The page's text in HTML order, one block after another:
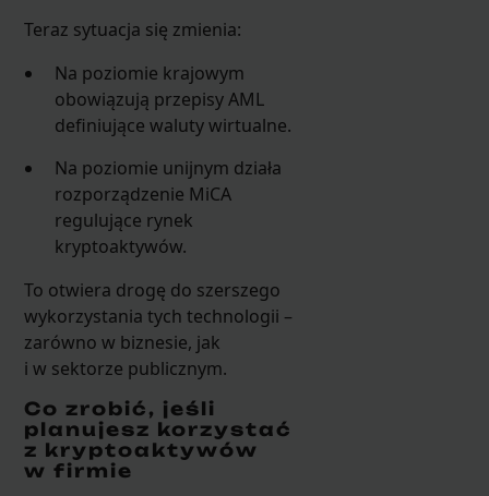
Teraz sytuacja się zmienia:
Na poziomie krajowym
obowiązują przepisy AML
definiujące waluty wirtualne.
Na poziomie unijnym działa
rozporządzenie MiCA
regulujące rynek
kryptoaktywów.
To otwiera drogę do szerszego
wykorzystania tych technologii –
zarówno w biznesie, jak
i w sektorze publicznym.
Co zrobić, jeśli
planujesz korzystać
z kryptoaktywów
w firmie